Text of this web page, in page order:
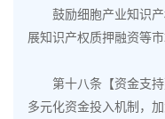
鼓励细胞产业知识产
展知识产权质押融资等市
第十八条【资金支持
多元化资金投入机制，